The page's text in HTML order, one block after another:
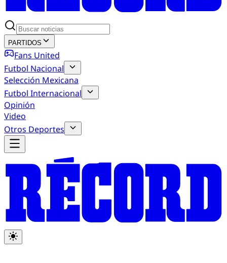
PARTIDOS
Fans United
Futbol Nacional
Selección Mexicana
Futbol Internacional
Opinión
Video
Otros Deportes